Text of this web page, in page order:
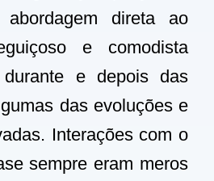
abordagem direta ao
e comodista
e depois das
das evoluções e
Interações com o
sempre eram meros